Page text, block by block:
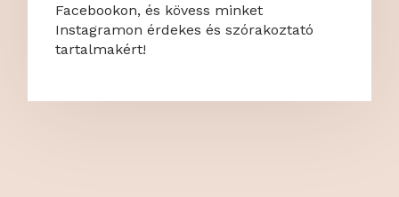
Facebookon, és kövess minket
Instagramon érdekes és szórakoztató
tartalmakért!